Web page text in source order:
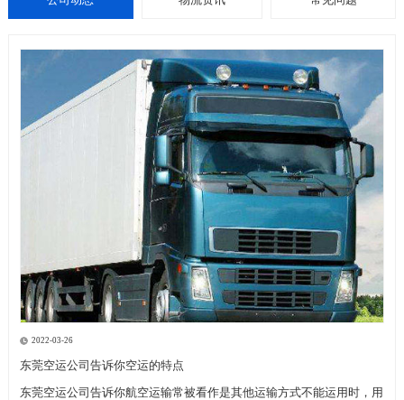
2022-03-26
东莞空运公司告诉你空运的特点
东莞空运公司告诉你航空运输常被看作是其他运输方式不能运用时，用